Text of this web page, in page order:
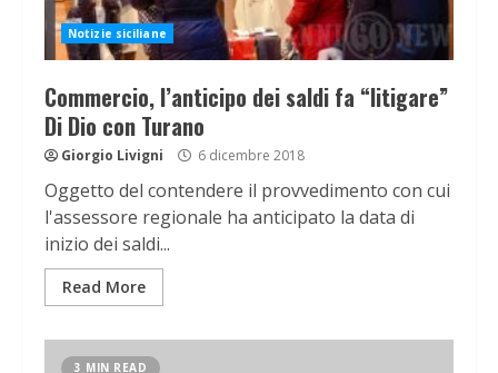
Notizie siciliane
Commercio, l’anticipo dei saldi fa “litigare”
Di Dio con Turano
Giorgio Livigni 6 dicembre 2018
Oggetto del contendere il provvedimento con cui
l'assessore regionale ha anticipato la data di
inizio dei saldi...
Read More
3 MIN READ